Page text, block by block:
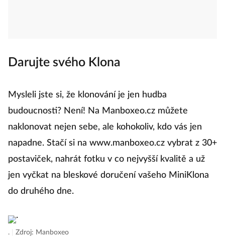
Darujte svého Klona
Mysleli jste si, že klonování je jen hudba
budoucnosti? Není! Na Manboxeo.cz můžete
naklonovat nejen sebe, ale kohokoliv, kdo vás jen
napadne. Stačí si na www.manboxeo.cz vybrat z 30+
jen vyčkat na bleskové doručení vašeho MiniKlona
do druhého dne.